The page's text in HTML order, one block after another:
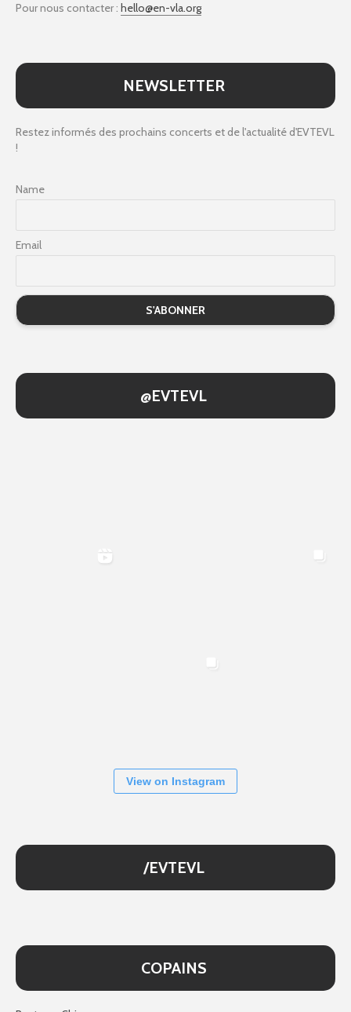
Pour nous contacter : hello@en-vla.org
NEWSLETTER
Restez informés des prochains concerts et de l'actualité d'EVTEVL
!
Name
Email
@EVTEVL
View on Instagram
/EVTEVL
COPAINS